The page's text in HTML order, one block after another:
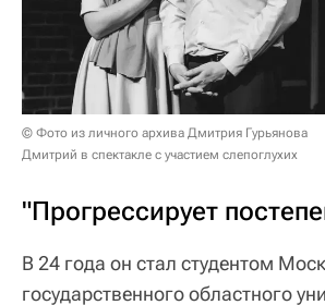
© Фото из личного архива Дмитрия Гурьянова
Дмитрий в спектакле с участием слепоглухих
"Прогрессирует
В 24 года он стал студентом
государственного областного